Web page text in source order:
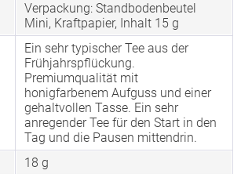
Verpackung: Standbodenbeutel
Mini, Kraftpapier, Inhalt 15 g
Ein sehr typischer Tee aus der
Frühjahrspflückung.
Premiumqualität mit
honigfarbenem Aufguss und einer
gehaltvollen Tasse. Ein sehr
anregender Tee für den Start in den
Tag und die Pausen mittendrin.
18 g